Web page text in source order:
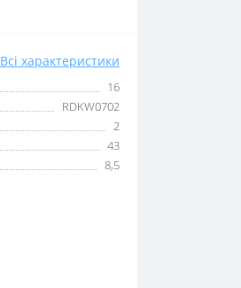
Всі характеристики
16
RDKW0702
2
43
8,5